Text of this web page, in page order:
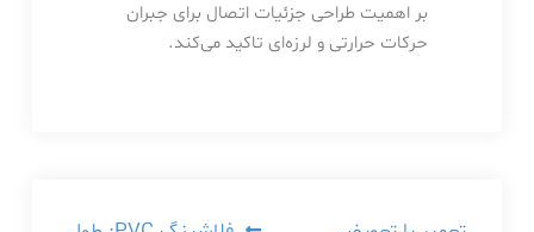
بر اهمیت طراحی جزئیات اتصال برای جبران
حرکات حرارتی و لرزه‌ای تاکید می‌کند.